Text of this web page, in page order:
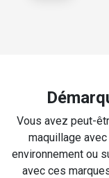
Vous avez peut-
maquillage avec
environnement ou
avec ces